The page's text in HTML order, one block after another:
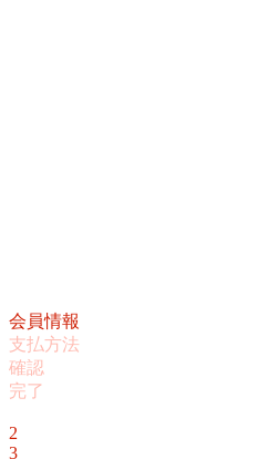
会員情報
支払方法
確認
完了
2
3